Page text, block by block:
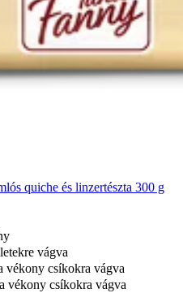
quiche és linzertészta 300 g
vágva
vékony csíkokra vágva
vékony csíkokra vágva